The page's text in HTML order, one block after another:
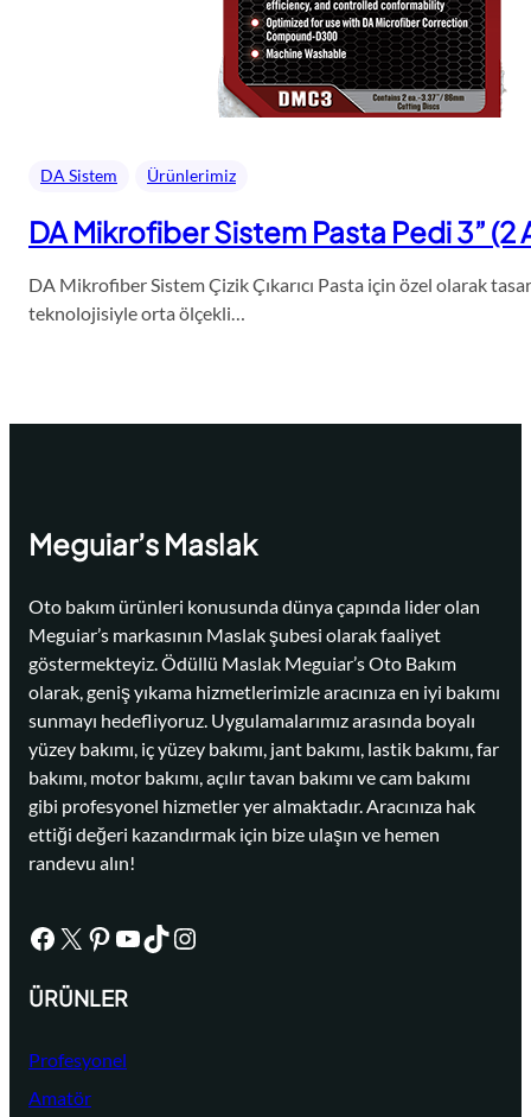
DA Sistem Ürünlerimiz
DA Mikrofiber Sistem Pasta Pedi 3” (2
DA Mikrofiber Sistem Çizik Çıkarıcı Pasta için özel olarak
teknolojisiyle orta ölçekli…
Meguiar’s Maslak
Oto bakım ürünleri konusunda dünya çapında lider olan
Meguiar’s markasının Maslak şubesi olarak faaliyet
göstermekteyiz. Ödüllü Maslak Meguiar’s Oto Bakım
olarak, geniş yıkama hizmetlerimizle aracınıza en iyi bakımı
sunmayı hedefliyoruz. Uygulamalarımız arasında boyalı
yüzey bakımı, iç yüzey bakımı, jant bakımı, lastik bakımı, far
bakımı, motor bakımı, açılır tavan bakımı ve cam bakımı
gibi profesyonel hizmetler yer almaktadır. Aracınıza hak
ettiği değeri kazandırmak için bize ulaşın ve hemen
randevu alın!
Facebook X Pinterest YouTube TikTok Instagram
ÜRÜNLER
Profesyonel
Amatör